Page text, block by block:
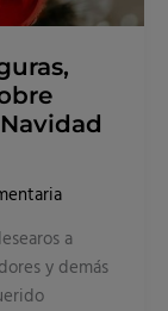
a
y demás